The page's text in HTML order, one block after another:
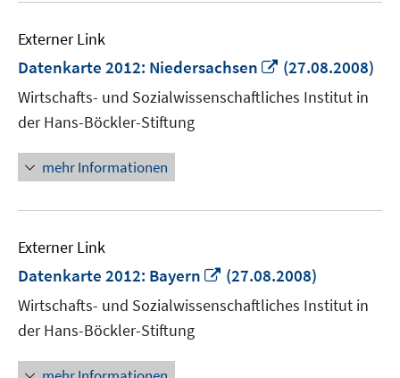
Externer Link
Datenkarte 2012: Niedersachsen
In
Fenster
(27.08.2008)
Wirtschafts- und Sozialwissenschaftliches Institut in
der Hans-Böckler-Stiftung
mehr Informationen
Externer Link
Datenkarte 2012: Bayern
In
neuem
Fenster
(27.08.2008)
Wirtschafts- und Sozialwissenschaftliches Institut in
der Hans-Böckler-Stiftung